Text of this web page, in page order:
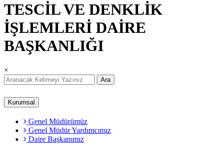
TESCİL VE DENKLİK
İŞLEMLERİ DAİRE
BAŞKANLIĞI
×
Ara
Kurumsal
Genel Müdürümüz
Genel Müdür Yardımcımız
Daire Başkanımız